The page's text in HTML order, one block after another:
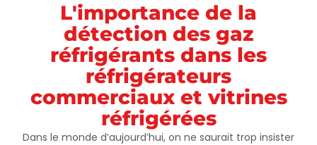
Réfrigérateurs
commerciaux et
vitrines
réfrigérées
L'importance de la
détection des gaz
réfrigérants dans les
réfrigérateurs
commerciaux et vitrines
réfrigérées
Dans le monde d’aujourd’hui, on ne saurait trop insister